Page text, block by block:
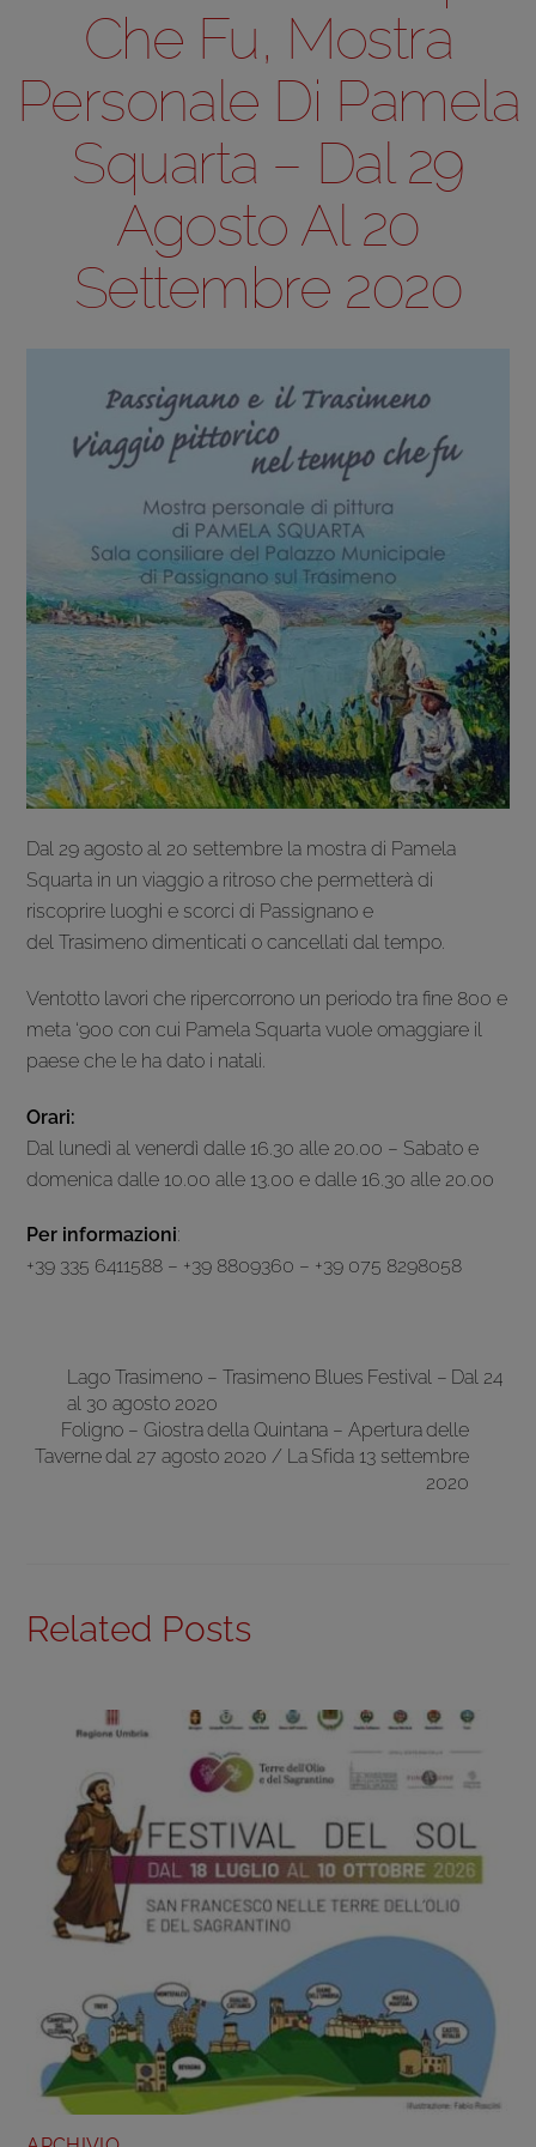
Che Fu, Mostra
Personale Di Pamela
Squarta – Dal 29
Agosto Al 20
Settembre 2020
Dal 29 agosto al 20 settembre la mostra di Pamela
Squarta in un viaggio a ritroso che permetterà di
riscoprire luoghi e scorci di Passignano e
del Trasimeno dimenticati o cancellati dal tempo.
Ventotto lavori che ripercorrono un periodo tra fine 800 e
meta ‘900 con cui Pamela Squarta vuole omaggiare il
paese che le ha dato i natali.
Orari:
Dal lunedì al venerdì dalle 16.30 alle 20.00 – Sabato e
domenica dalle 10.00 alle 13.00 e dalle 16.30 alle 20.00
Per informazioni:
+39 335 6411588 – +39 8809360 – +39 075 8298058
Lago Trasimeno – Trasimeno Blues Festival – Dal 24
al 30 agosto 2020
Foligno – Giostra della Quintana – Apertura delle
Taverne dal 27 agosto 2020 / La Sfida 13 settembre
2020
Related Posts